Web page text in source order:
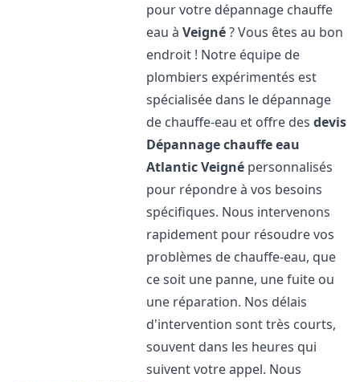
pour votre dépannage chauffe
eau àVeigné? Vous êtes au bon
endroit ! Notre équipe de
plombiers expérimentés est
spécialisée dans le dépannage
de chauffe-eau et offre desdevis
Dépannage chauffe eau
AtlanticVeigné personnalisés
pour répondre à vos besoins
spécifiques. Nous intervenons
rapidement pour résoudre vos
problèmes de chauffe-eau, que
ce soit une panne, une fuite ou
une réparation. Nos délais
d'intervention sont très courts,
souvent dans les heures qui
suivent votre appel. Nous